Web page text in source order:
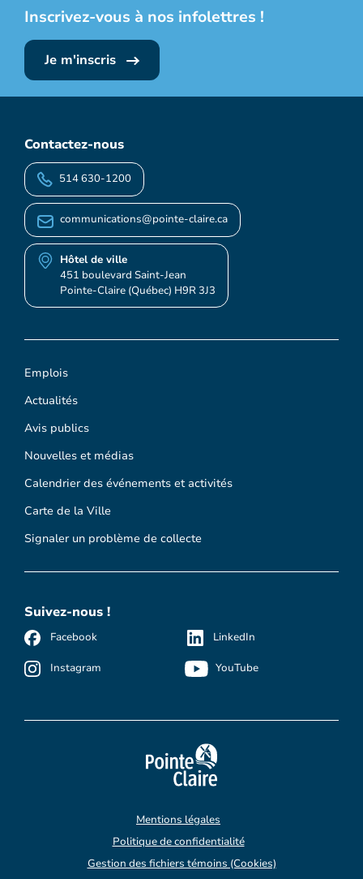
Inscrivez-vous à nos infolettres !
Je m'inscris
Emplois
Actualités
Avis publics
Nouvelles et médias
Calendrier des événements et activités
Carte de la Ville
Signaler un problème de collecte
Contactez-nous
514 630-1200
communications@pointe-claire.ca
Hôtel de ville
451 boulevard Saint-Jean
Pointe-Claire (Québec) H9R 3J3
Suivez-nous !
Facebook
Instagram
LinkedIn
YouTube
Mentions légales
Politique de confidentialité
Gestion des fichiers témoins (Cookies)